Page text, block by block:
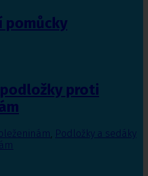
pomůcky
proti
, Podložky a sedáky